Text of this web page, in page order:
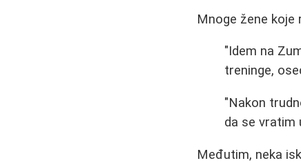
Mnoge žene koje
"Idem na
treninge,
"Nakon
da se vratim
Međutim, neka